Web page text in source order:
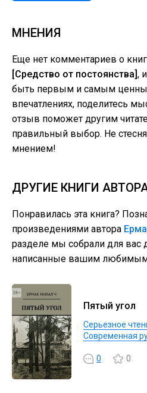
МНЕНИЯ
Еще нет комментариев о
[Средство от постоянства],
быть первым и самым
впечатлениях, поделитесь
отзыв поможет другим
правильный выбор. Не
мнением!
ДРУГИЕ КНИГИ
Понравилась эта книга?
произведениями автора
разделе мы собрали для вас
написанные вашим любимым
Пятый угол
Серьезное
Современная
0 0